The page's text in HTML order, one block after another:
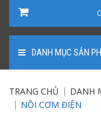
DANH MỤC SẢN
TRANG CHỦ DANH
NỒI CƠM ĐIỆN